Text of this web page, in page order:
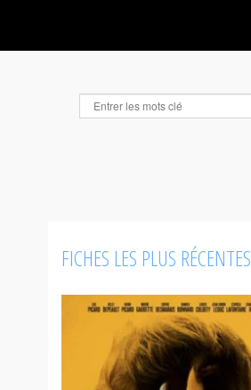
FICHES LES PLUS RÉCENTES